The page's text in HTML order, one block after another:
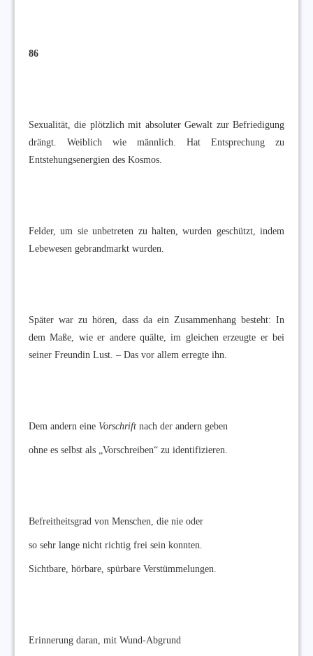
86
Sexualität, die plötzlich mit absoluter Gewalt zur Befriedigung
drängt. Weiblich wie männlich. Hat Entsprechung zu
Entstehungsenergien des Kosmos.
Felder, um sie unbetreten zu halten, wurden geschützt, indem
Lebewesen gebrandmarkt wurden.
Später war zu hören, dass da ein Zusammenhang besteht: In
dem Maße, wie er andere quälte, im gleichen erzeugte er bei
seiner Freundin Lust. – Das vor allem erregte ihn.
Dem andern eine Vorschrift nach der andern geben
ohne es selbst als „Vorschreiben“ zu identifizieren.
Befreitheitsgrad von Menschen, die nie oder
so sehr lange nicht richtig frei sein konnten.
Sichtbare, hörbare, spürbare Verstümmelungen.
Erinnerung daran, mit Wund-Abgrund